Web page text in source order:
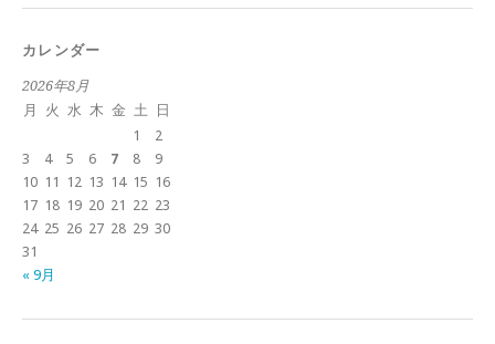
カレンダー
2026年8月
月
火 水 木 金 土
日
1
2
3
4 5 6 7 8
9
10 11 12 13 14 15 16
17 18 19 20 21 22 23
24 25 26 27 28 29 30
31
« 9月